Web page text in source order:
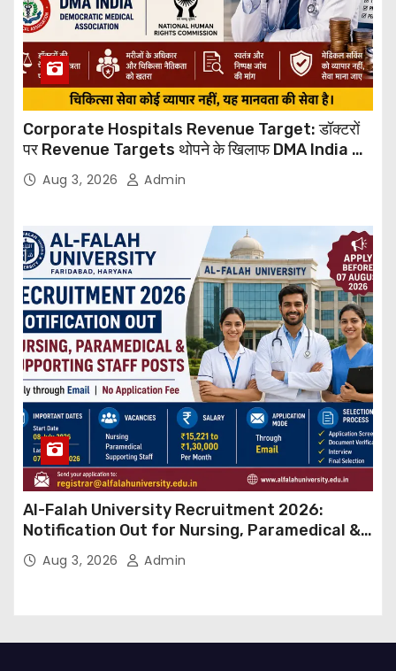
Corporate Hospitals Revenue Target: डॉक्टरों
पर Revenue Targets थोपने के खिलाफ DMA India का
बड़ा कदम, NHRC से Suo Motu जांच की मांग
Aug 3, 2026 Admin
Al-Falah University Recruitment 2026:
Notification Out for Nursing, Paramedical &
Supporting Staff Posts, Apply Through Email
Aug 3, 2026 Admin